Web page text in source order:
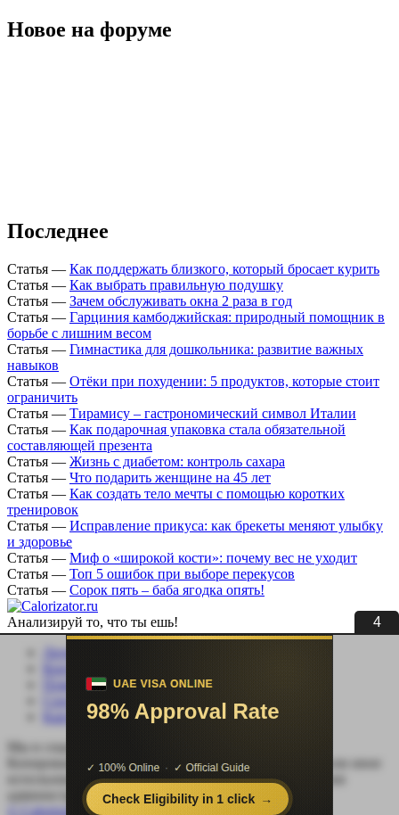
4
Новое на форуме
Последнее
Статья — Как поддержать близкого, который бросает курить
Статья — Как выбрать правильную подушку
Статья — Зачем обслуживать окна 2 раза в год
Статья — Гарциния камбоджийская: природный помощник в
борьбе с лишним весом
Статья — Гимнастика для дошкольника: развитие важных
навыков
Статья — Отёки при похудении: 5 продуктов, которые стоит
ограничить
Статья — Тирамису – гастрономический символ Италии
Статья — Как подарочная упаковка стала обязательной
составляющей презента
Статья — Жизнь с диабетом: контроль сахара
Статья — Что подарить женщине на 45 лет
Статья — Как создать тело мечты с помощью коротких
тренировок
Статья — Исправление прикуса: как брекеты меняют улыбку
и здоровье
Статья — Миф о «широкой кости»: почему вес не уходит
Статья — Топ 5 ошибок при выборе перекусов
Статья — Сорок пять – баба ягодка опять!
Анализируй то, что ты ешь!
Личный кабинет
Помощь сайту
Соцсети
Карта сайта
Мы в социальных сетях:
Копирование, перепечатка (целиком или частично) или иное
использование материала без письменного разрешения
администрации сайта Calorizator.ru не допускается.
© Calorizator.ru 2008-2026